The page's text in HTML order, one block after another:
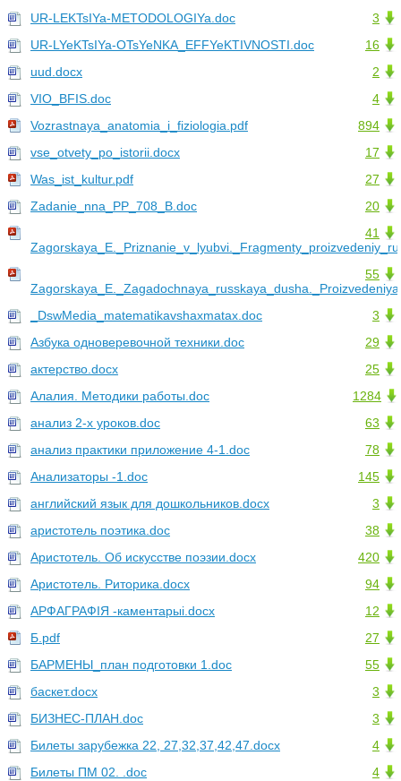
3
UR-LEKTsIYa-METODOLOGIYa.doc
16
UR-LYeKTsIYa-OTsYeNKA_EFFYeKTIVNOSTI.doc
2
uud.docx
4
VIO_BFIS.doc
894
Vozrastnaya_anatomia_i_fiziologia.pdf
17
vse_otvety_po_istorii.docx
27
Was_ist_kultur.pdf
20
Zadanie_nna_PP_708_B.doc
41
55
3
_DswMedia_matematikavshaxmatax.doc
29
Азбука одноверевочной техники.doc
25
актерство.docx
1284
Алалия. Методики работы.doc
63
анализ 2-х уроков.doc
78
анализ практики приложение 4-1.doc
145
Анализаторы -1.doc
3
английский язык для дошкольников.docx
38
аристотель поэтика.doc
420
Аристотель. Об искусстве поэзии.docx
94
Аристотель. Риторика.docx
12
АРФАГРАФІЯ -каментарыі.docx
27
Б.pdf
55
БАРМЕНЫ_план подготовки 1.doc
3
баскет.docx
3
БИЗНЕС-ПЛАН.doc
4
Билеты зарубежка 22, 27,32,37,42,47.docx
4
Билеты ПМ 02. .doc